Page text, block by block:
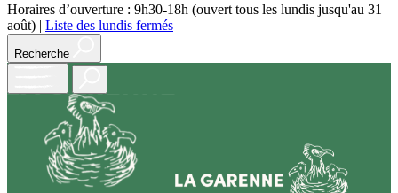
Horaires d’ouverture : 9h30-18h (ouvert tous les lundis jusqu'au 31
août) | Liste des lundis fermés
Recherche
menu